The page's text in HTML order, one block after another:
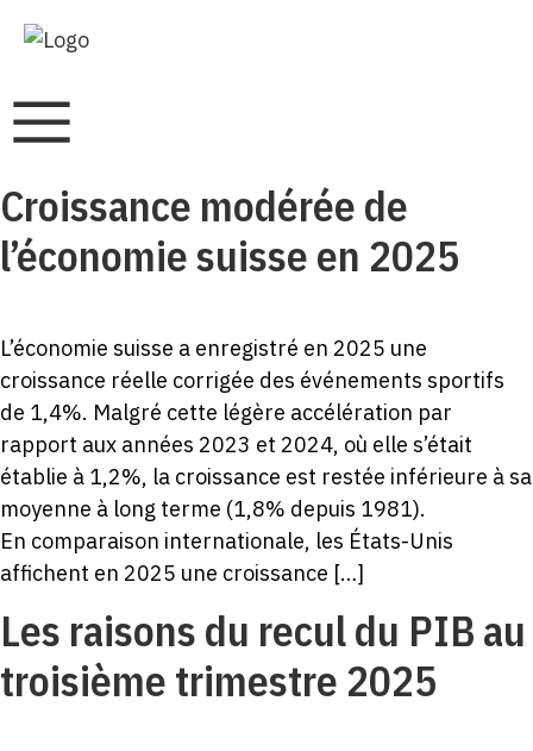
Croissance modérée de
l’économie suisse en 2025
L’économie suisse a enregistré en 2025 une
croissance réelle corrigée des événements sportifs
de 1,4%. Malgré cette légère accélération par
rapport aux années 2023 et 2024, où elle s’était
établie à 1,2%, la croissance est restée inférieure à sa
moyenne à long terme (1,8% depuis 1981).
En comparaison internationale, les États-Unis
affichent en 2025 une croissance […]
Les raisons du recul du PIB au
troisième trimestre 2025